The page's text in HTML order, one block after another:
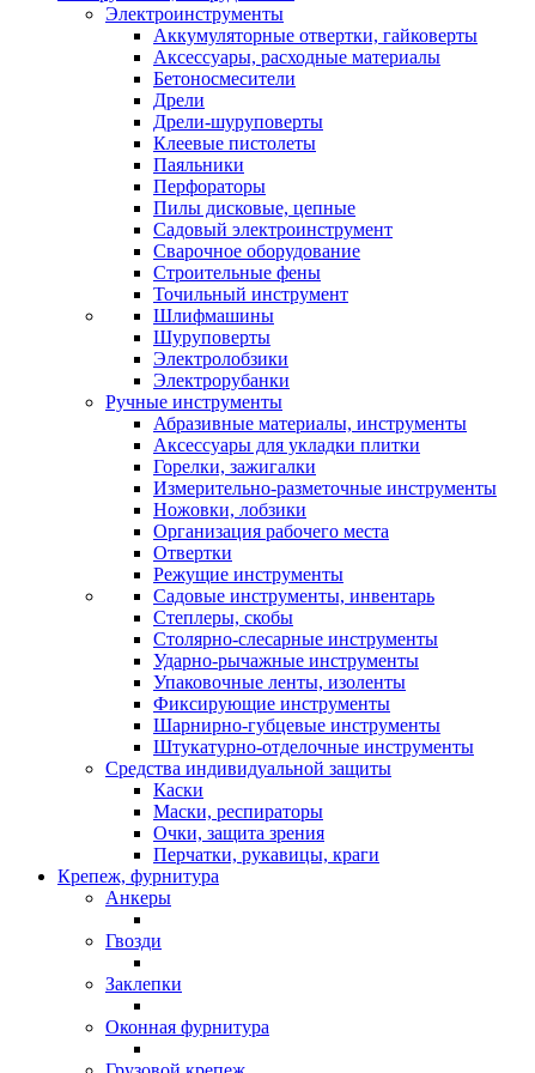
Электроинструменты
Аккумуляторные отвертки, гайковерты
Аксессуары, расходные материалы
Бетоносмесители
Дрели
Дрели-шуруповерты
Клеевые пистолеты
Паяльники
Перфораторы
Пилы дисковые, цепные
Садовый электроинструмент
Сварочное оборудование
Строительные фены
Точильный инструмент
Шлифмашины
Шуруповерты
Электролобзики
Электрорубанки
Ручные инструменты
Абразивные материалы, инструменты
Аксессуары для укладки плитки
Горелки, зажигалки
Измерительно-разметочные инструменты
Ножовки, лобзики
Организация рабочего места
Отвертки
Режущие инструменты
Садовые инструменты, инвентарь
Степлеры, скобы
Столярно-слесарные инструменты
Ударно-рычажные инструменты
Упаковочные ленты, изоленты
Фиксирующие инструменты
Шарнирно-губцевые инструменты
Штукатурно-отделочные инструменты
Средства индивидуальной защиты
Каски
Маски, респираторы
Очки, защита зрения
Перчатки, рукавицы, краги
Крепеж, фурнитура
Анкеры
Гвозди
Заклепки
Оконная фурнитура